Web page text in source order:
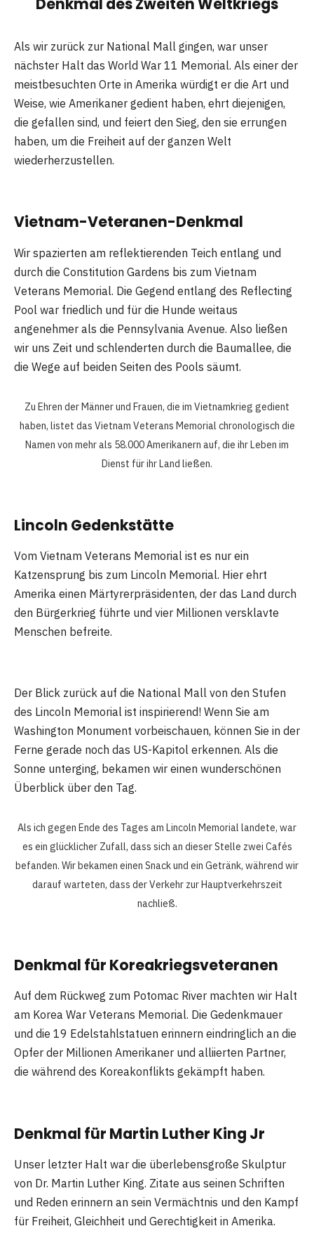
Als wir zurück zur National Mall gingen, war unser
nächster Halt das World War 11 Memorial. Als einer der
meistbesuchten Orte in Amerika würdigt er die Art und
Weise, wie Amerikaner gedient haben, ehrt diejenigen,
die gefallen sind, und feiert den Sieg, den sie errungen
haben, um die Freiheit auf der ganzen Welt
wiederherzustellen.
Vietnam-Veteranen-Denkmal
Wir spazierten am reflektierenden Teich entlang und
durch die Constitution Gardens bis zum Vietnam
Veterans Memorial. Die Gegend entlang des Reflecting
Pool war friedlich und für die Hunde weitaus
angenehmer als die Pennsylvania Avenue. Also ließen
wir uns Zeit und schlenderten durch die Baumallee, die
die Wege auf beiden Seiten des Pools säumt.
Zu Ehren der Männer und Frauen, die im Vietnamkrieg gedient
haben, listet das Vietnam Veterans Memorial chronologisch die
Namen von mehr als 58.000 Amerikanern auf, die ihr Leben im
Dienst für ihr Land ließen.
Lincoln Gedenkstätte
Vom Vietnam Veterans Memorial ist es nur ein
Katzensprung bis zum Lincoln Memorial. Hier ehrt
Amerika einen Märtyrerpräsidenten, der das Land durch
den Bürgerkrieg führte und vier Millionen versklavte
Menschen befreite.
Der Blick zurück auf die National Mall von den Stufen
des Lincoln Memorial ist inspirierend! Wenn Sie am
Washington Monument vorbeischauen, können Sie in der
Ferne gerade noch das US-Kapitol erkennen. Als die
Sonne unterging, bekamen wir einen wunderschönen
Überblick über den Tag.
Als ich gegen Ende des Tages am Lincoln Memorial landete, war
es ein glücklicher Zufall, dass sich an dieser Stelle zwei Cafés
befanden. Wir bekamen einen Snack und ein Getränk, während wir
darauf warteten, dass der Verkehr zur Hauptverkehrszeit
nachließ.
Denkmal für Koreakriegsveteranen
Auf dem Rückweg zum Potomac River machten wir Halt
am Korea War Veterans Memorial. Die Gedenkmauer
und die 19 Edelstahlstatuen erinnern eindringlich an die
Opfer der Millionen Amerikaner und alliierten Partner,
die während des Koreakonflikts gekämpft haben.
Denkmal für Martin Luther King Jr
Unser letzter Halt war die überlebensgroße Skulptur
von Dr. Martin Luther King. Zitate aus seinen Schriften
und Reden erinnern an sein Vermächtnis und den Kampf
für Freiheit, Gleichheit und Gerechtigkeit in Amerika.